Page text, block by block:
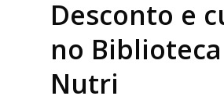
Desconto e
no
Nutri